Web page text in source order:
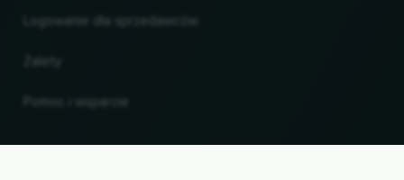
Logowanie dla sprzedawców